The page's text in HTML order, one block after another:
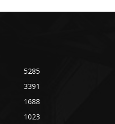
5285
3391
1688
1023